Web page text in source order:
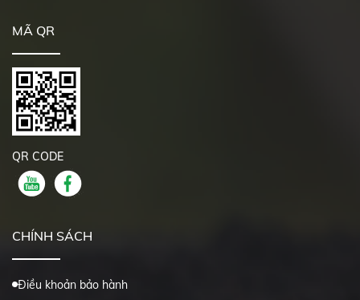
MÃ QR
QR CODE
CHÍNH SÁCH
Điều khoản bảo hành